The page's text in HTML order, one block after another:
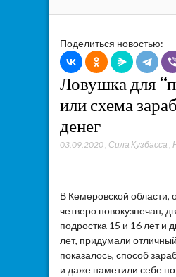
Поделиться новостью:
Ловушка для
или схема
денег
03.09.2020, Сила Кузбасса
В Кемеровской области,
четверо новокузнечан,
подростка 15 и 16 лет и
лет, придумали
показалось, способ
и даже наметили себе